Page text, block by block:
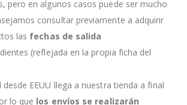
pero en algunos casos puede ser mucho
consultar previamente a adquirir
las fechas de salida
(reflejada en la propia ficha del
desde EEUU llega a nuestra tienda a final
lo que los envíos se realizarán